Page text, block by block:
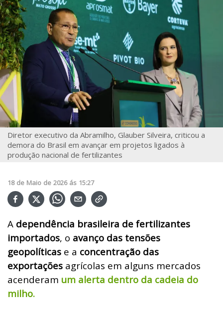
Diretor executivo da Abramilho, Glauber Silveira, criticou a
demora do Brasil em avançar em projetos ligados à
produção nacional de fertilizantes
18 de Maio de 2026 ás 15:27
A dependência brasileira de fertilizantes
importados, o avanço das tensões
geopolíticas e a concentração das
exportações agrícolas em alguns mercados
acenderam um alerta dentro da cadeia do
milho.